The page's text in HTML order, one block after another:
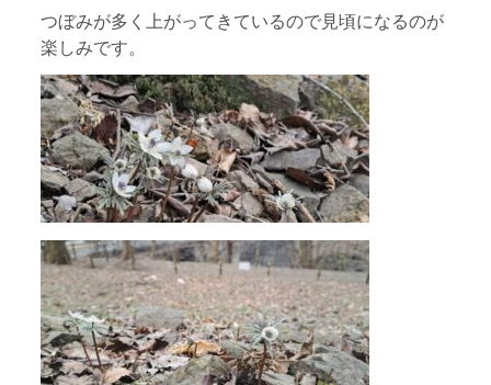
つぼみが多く上がってきているので見頃になるのが
楽しみです。